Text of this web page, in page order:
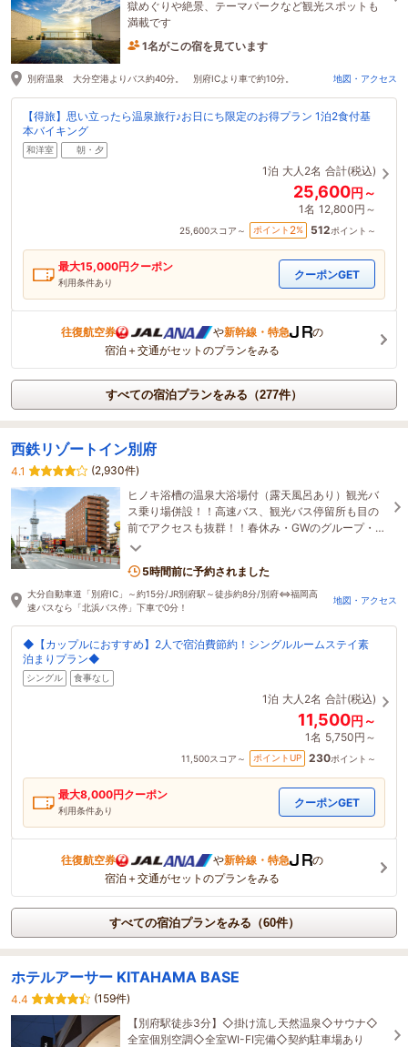
獄めぐりや絶景、テーマパークなど観光スポットも
満載です
1名がこの宿を見ています
別府温泉 大分空港よりバス約40分。 別府ICより車で約10分。 地図・アクセス
【得旅】思い立ったら温泉旅行♪お日にち限定のお得プラン 1泊2食付基
本バイキング
和洋室 朝・夕
1泊 大人2名 合計(税込)
25,600円～
1名 12,800円～
25,600スコア～ ポイント 2% 512ポイント～
最大15,000円クーポン
利用条件あり
クーポンGET
往復航空券 や新幹線・特急
の
宿泊＋交通がセットのプランをみる
すべての宿泊プランをみる（277件）
西鉄リゾートイン別府
4.1
(2,930件)
ヒノキ浴槽の温泉大浴場付（露天風呂あり）観光バ
ス乗り場併設！！高速バス、観光バス停留所も目の
前でアクセスも抜群！！春休み・GWのグループ・フ
ァミリー旅行の活動拠点にもおすすめ。
5時間前に予約されました
大分自動車道「別府IC」～約15分/JR別府駅～徒歩約8分/別府⇔福岡高
速バスなら「北浜バス停」下車で0分！
地図・アクセス
◆【カップルにおすすめ】2人で宿泊費節約！シングルルームステイ素
泊まりプラン◆
シングル 食事なし
1泊 大人2名 合計(税込)
11,500円～
1名 5,750円～
11,500スコア～ ポイントUP 230ポイント～
最大8,000円クーポン
利用条件あり
クーポンGET
往復航空券 や新幹線・特急
の
宿泊＋交通がセットのプランをみる
すべての宿泊プランをみる（60件）
ホテルアーサー KITAHAMA BASE
4.4
(159件)
【別府駅徒歩3分】◇掛け流し天然温泉◇サウナ◇
全室個別空調◇全室WI-FI完備◇契約駐車場あり